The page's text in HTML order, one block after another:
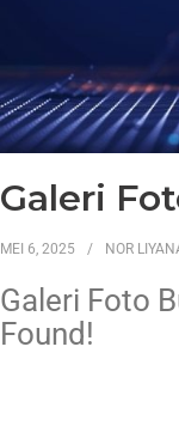
Galeri
MEI 6, 2025 NOR
Galeri Foto
Found!